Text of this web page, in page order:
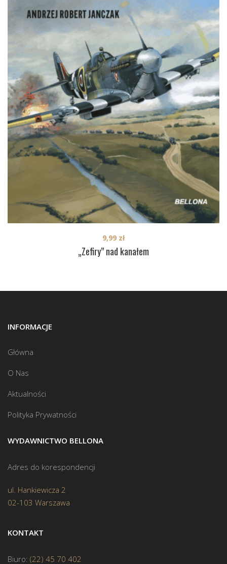
„Zefiry” nad kanałem
9,99 zł
INFORMACJE
Główna
O Nas
Aktualności
Polityka Prywatności
WYDAWNICTWO BELLONA
Adres do korespondencji
ul. Hankiewicza 2
02-103 Warszawa
KONTAKT
Biuro: (22) 45 70 402